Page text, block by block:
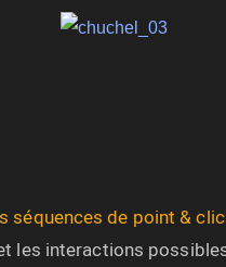
séquences de point &
les interactions